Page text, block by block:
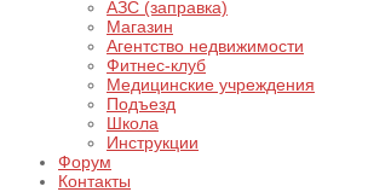
АЗС (заправка)
Магазин
Агентство недвижимости
Фитнес-клуб
Медицинские учреждения
Подъезд
Школа
Инструкции
Форум
Контакты